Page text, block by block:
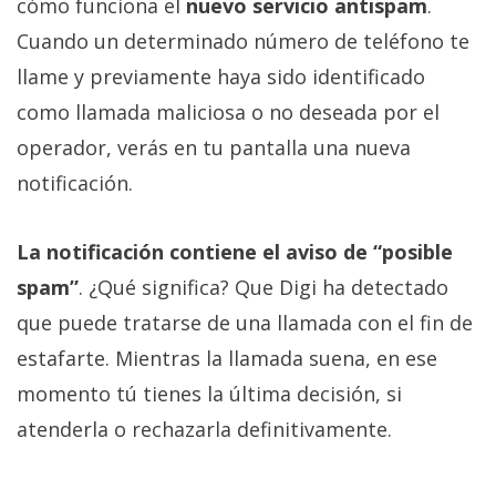
Cuando un determinado número de teléfono te
llame y previamente haya sido identificado
como llamada maliciosa o no deseada por el
operador, verás en tu pantalla una nueva
notificación.
La notificación contiene el aviso de “posible
spam”. ¿Qué significa? Que Digi ha detectado
que puede tratarse de una llamada con el fin de
estafarte. Mientras la llamada suena, en ese
momento tú tienes la última decisión, si
atenderla o rechazarla definitivamente.